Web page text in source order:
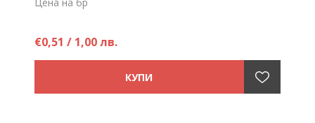
€0,51 / 1,00 лв.